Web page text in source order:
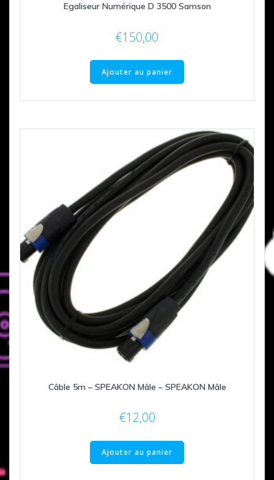
Egaliseur Numérique D 3500 Samson
€150,00
Ajouter au panier
Câble 5m – SPEAKON Mâle – SPEAKON Mâle
€12,00
Ajouter au panier